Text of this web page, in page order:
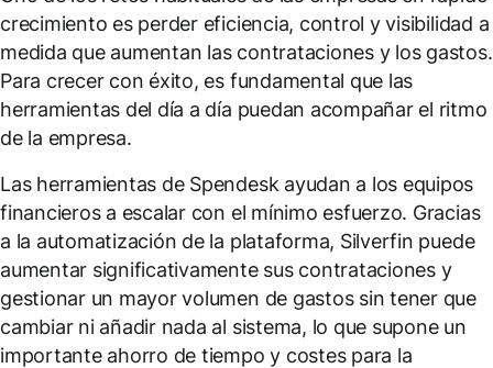
crecimiento es perder eficiencia, control y visibilidad a
medida que aumentan las contrataciones y los gastos.
Para crecer con éxito, es fundamental que las
herramientas del día a día puedan acompañar el ritmo
de la empresa.
Las herramientas de Spendesk ayudan a los equipos
financieros a escalar con el mínimo esfuerzo. Gracias
a la automatización de la plataforma, Silverfin puede
aumentar significativamente sus contrataciones y
gestionar un mayor volumen de gastos sin tener que
cambiar ni añadir nada al sistema, lo que supone un
importante ahorro de tiempo y costes para la